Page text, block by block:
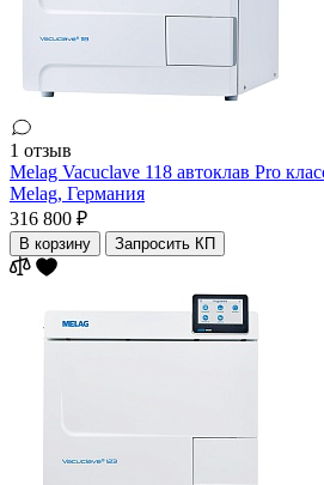
1 отзыв
Melag Vacuclave 118 автоклав Pro
Melag, Германия
316 800 ₽
В корзину Запросить КП